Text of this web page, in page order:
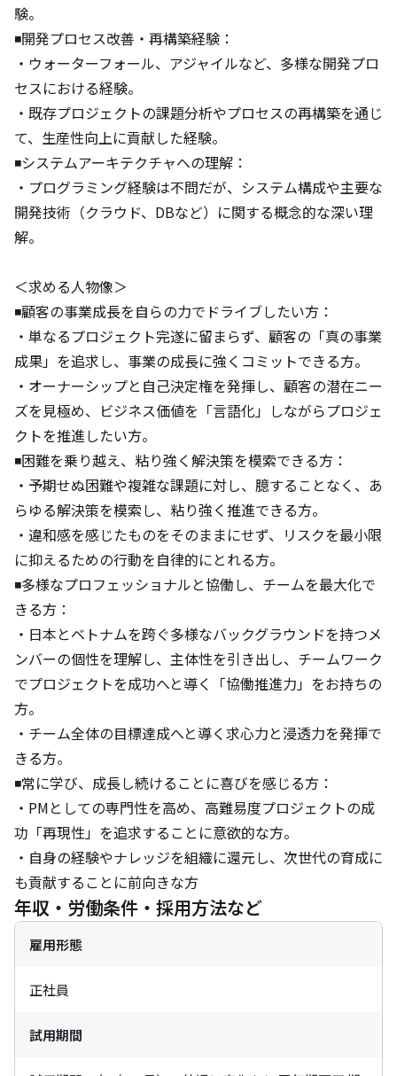
験。
◾️開発プロセス改善・再構築経験：
・ウォーターフォール、アジャイルなど、多様な開発プロ
セスにおける経験。
・既存プロジェクトの課題分析やプロセスの再構築を通じ
て、生産性向上に貢献した経験。
◾️システムアーキテクチャへの理解：
・プログラミング経験は不問だが、システム構成や主要な
開発技術（クラウド、DBなど）に関する概念的な深い理
解。
＜求める人物像＞
◾️顧客の事業成長を自らの力でドライブしたい方：
・単なるプロジェクト完遂に留まらず、顧客の「真の事業
成果」を追求し、事業の成長に強くコミットできる方。
・オーナーシップと自己決定権を発揮し、顧客の潜在ニー
ズを見極め、ビジネス価値を「言語化」しながらプロジェ
クトを推進したい方。
◾️困難を乗り越え、粘り強く解決策を模索できる方：
・予期せぬ困難や複雑な課題に対し、臆することなく、あ
らゆる解決策を模索し、粘り強く推進できる方。
・違和感を感じたものをそのままにせず、リスクを最小限
に抑えるための行動を自律的にとれる方。
◾️多様なプロフェッショナルと協働し、チームを最大化で
きる方：
・日本とベトナムを跨ぐ多様なバックグラウンドを持つメ
ンバーの個性を理解し、主体性を引き出し、チームワーク
でプロジェクトを成功へと導く「協働推進力」をお持ちの
方。
・チーム全体の目標達成へと導く求心力と浸透力を発揮で
きる方。
◾️常に学び、成長し続けることに喜びを感じる方：
・PMとしての専門性を高め、高難易度プロジェクトの成
功「再現性」を追求することに意欲的な方。
・自身の経験やナレッジを組織に還元し、次世代の育成に
も貢献することに前向きな方
年収・労働条件・採用方法など
雇用形態
正社員
試用期間